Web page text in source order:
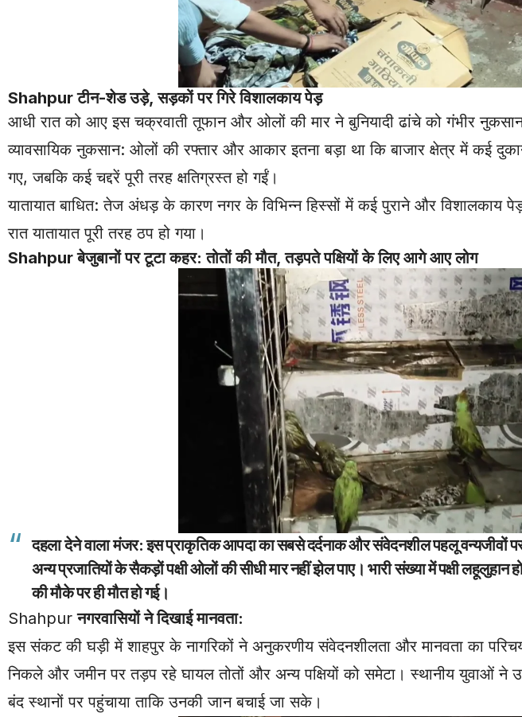
Shahpurटीन-शेड उड़े, सड़कों पर गिरे विशालकाय पेड़
आधी रात को आए इस चक्रवाती तूफान और ओलों की मार ने बुनियादी ढांचे को गंभीर
व्यावसायिक नुकसान: ओलों की रफ्तार और आकार इतना बड़ा था कि बाजार क्षेत्र में कई
गए, जबकि कई चद्दरें पूरी तरह क्षतिग्रस्त हो गईं।
यातायात बाधित: तेज अंधड़ के कारण नगर के विभिन्न हिस्सों में कई पुराने और
रात यातायात पूरी तरह ठप हो गया।
Shahpurबेजुबानों पर टूटा कहर: तोतों की मौत, तड़पते पक्षियों के लिए आगे आए लोग
दहला देने वाला मंजर:इस प्राकृतिक आपदा का सबसे दर्दनाक और संवेदनशील पहलू वन्यजीवों
अन्य प्रजातियों के सैकड़ों पक्षी ओलों की सीधी मार नहीं झेल पाए। भारी संख्या में पक्षी लहूलुहान
की मौके पर ही मौत हो गई।
Shahpur नगरवासियों ने दिखाई मानवता:
इस संकट की घड़ी में शाहपुर के नागरिकों ने अनुकरणीय संवेदनशीलता और मानवता का
निकले और जमीन पर तड़प रहे घायल तोतों और अन्य पक्षियों को समेटा। स्थानीय युवाओं ने
बंद स्थानों पर पहुंचाया ताकि उनकी जान बचाई जा सके।